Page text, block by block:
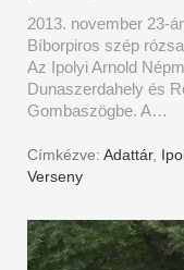
2013. november 23-
Bíborpiros szép
Az Ipolyi Arnold
Dunaszerdahely és
Gombaszögbe. A…
Címkézve: Adattár,
Verseny